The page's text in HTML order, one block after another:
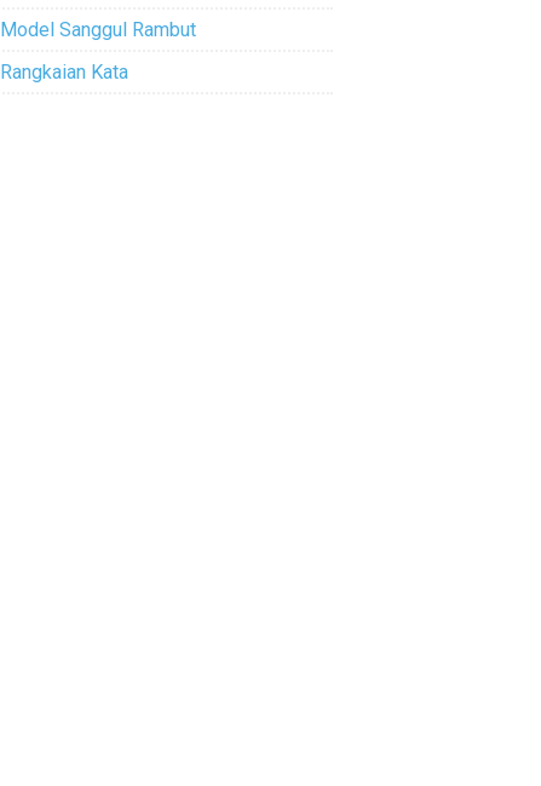
Model Sanggul Rambut
Rangkaian Kata